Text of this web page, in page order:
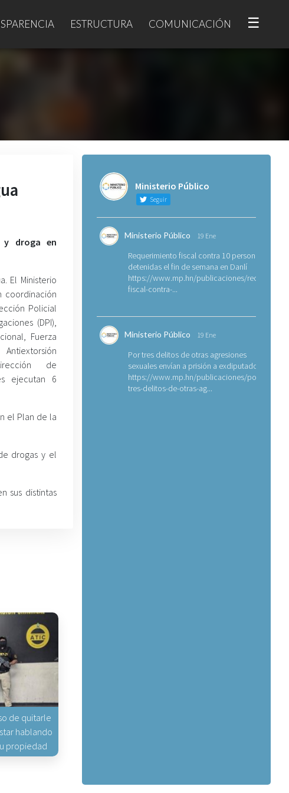
ESTRUCTURA COMUNICACIÓN ☰
y droga en
El Ministerio
coordinación
Policial
(DPI),
Fuerza
de
ejecutan 6
el Plan de la
drogas y el
sus distintas
de quitarle
hablando
propiedad
Ministerio Público
Seguir
Ministerio Público 19 Ene
Requerimiento fiscal contra 10 personas
detenidas el fin de semana en Danlí
https://www.mp.hn/publicaciones/
fiscal-contra-...
Ministerio Público 19 Ene
Por tres delitos de otras agresiones
sexuales envían a prisión a exdiputado
https://www.mp.hn/publicaciones/por-
tres-delitos-de-otras-ag...